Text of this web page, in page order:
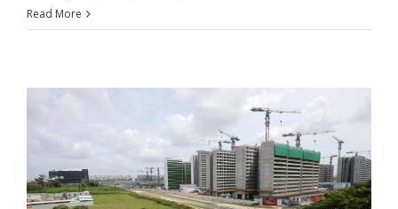
Read More